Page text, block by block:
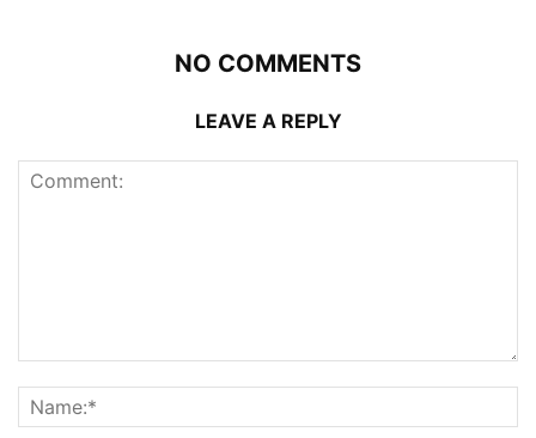
NO COMMENTS
LEAVE A REPLY